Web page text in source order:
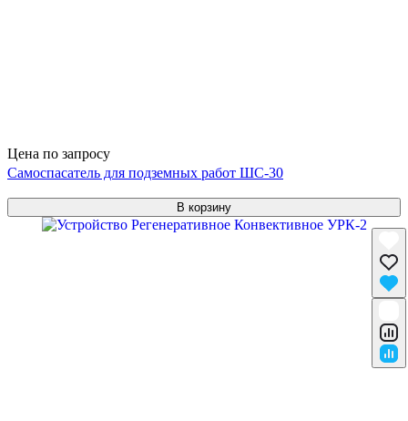
Цена по запросу
Самоспасатель для подземных работ ШС-30
В корзину